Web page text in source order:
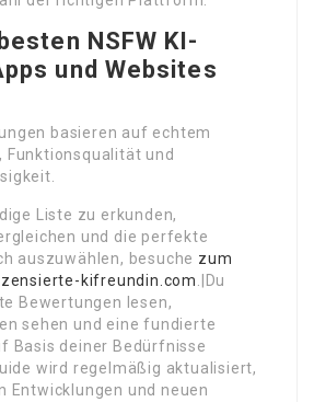
NSFW KI-
und Websites
basieren auf echtem
Funktionsqualität und
Liste zu erkunden,
und die perfekte
auszuwählen, besuche zum
kifreundin.com
.|Du
Bewertungen lesen,
sehen und eine fundierte
Basis deiner Bedürfnisse
wird regelmäßig aktualisiert,
Entwicklungen und neuen